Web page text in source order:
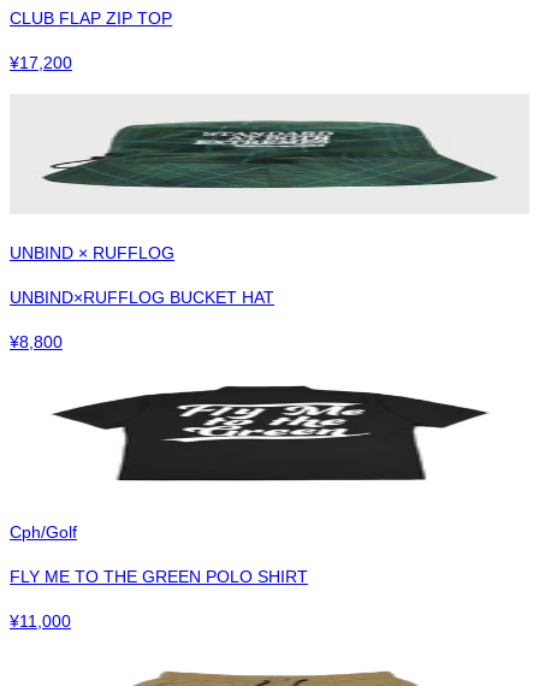
CLUB FLAP ZIP TOP
¥17,200
UNBIND × RUFFLOG
UNBIND×RUFFLOG BUCKET HAT
¥8,800
Cph/Golf
FLY ME TO THE GREEN POLO SHIRT
¥11,000